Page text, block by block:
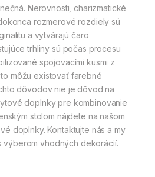
Nerovnosti, charizmatické
rozmerové rozdiely sú
a vytvárajú čaro
trhliny sú počas procesu
spojovacími kusmi z
môžu existovať farebné
dôvodov nie je dôvod na
doplnky pre kombinovanie
stolom nájdete na našom
doplnky. Kontaktujte nás a my
výberom vhodných dekorácií.